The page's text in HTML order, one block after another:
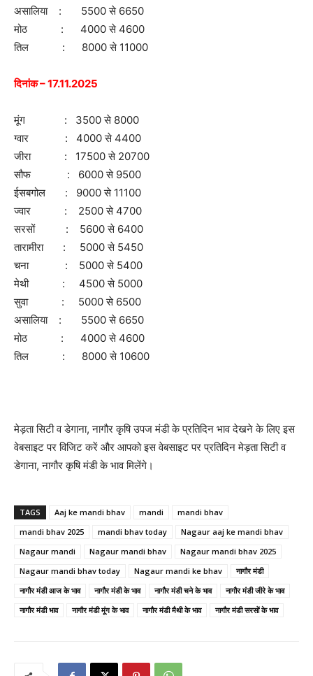
असालिया : 5500 से 6650
मोठ : 4000 से 4600
तिल : 8000 से 11000
दिनांक – 17.11.2025
मूंग : 3500 से 8000
ग्वार : 4000 से 4400
जीरा : 17500 से 20700
सौफ : 6000 से 9500
ईसबगोल : 9000 से 11100
ज्वार : 2500 से 4700
सरसों : 5600 से 6400
तारामीरा : 5000 से 5450
चना : 5000 से 5400
मेथी : 4500 से 5000
सुवा : 5000 से 6500
असालिया : 5500 से 6650
मोठ : 4000 से 4600
तिल : 8000 से 10600
मेड़ता सिटी व डेगाना, नागौर कृषि उपज मंडी के प्रतिदिन भाव देखने के लिए इस
वेबसाइट पर विजिट करें और आपको इस वेबसाइट पर प्रतिदिन मेड़ता सिटी व
डेगाना, नागौर कृषि मंडी के भाव मिलेंगे।
TAGS Aaj ke mandi bhav mandi
mandi bhav
mandi bhav 2025
mandi bhav today
Nagaur aaj ke mandi bhav
Nagaur mandi
Nagaur mandi bhav
Nagaur mandi bhav 2025
Nagaur mandi bhav today
Nagaur mandi ke bhav
नागौर मंडी
नागौर मंडी आज के भाव
नागौर मंडी के भाव नागौर मंडी चने के भाव
नागौर मंडी जीरे के भाव
नागौर मंडी भाव
नागौर मंडी मूंग के भाव नागौर मंडी मैथी के भाव नागौर मंडी सरसों के भाव